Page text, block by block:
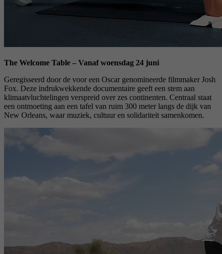
The Welcome Table – Vanaf woensdag 24 juni
Geregisseerd door de voor een Oscar genomineerde filmmaker Josh
Fox. Deze indrukwekkende documentaire geeft een stem aan
klimaatvluchtelingen verspreid over zes continenten. Centraal staat
een ontmoeting aan een tafel van ruim 300 meter langs de dijk van
New Orleans, waar muziek, cultuur en solidariteit samenkomen.